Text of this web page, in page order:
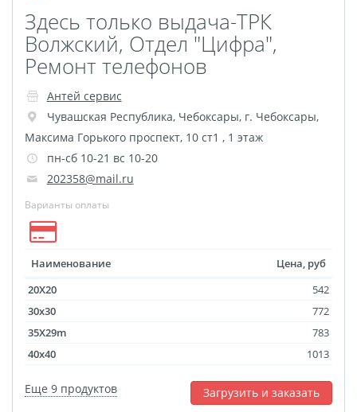
Здесь только выдача-ТРК
Волжский, Отдел "Цифра",
Ремонт телефонов
Антей сервис
Чувашская Республика, Чебоксары, г. Чебоксары,
Максима Горького проспект, 10 ст1 , 1 этаж
пн-сб 10-21 вс 10-20
202358@mail.ru
Варианты оплаты
Наименование
Цена, руб
20X20
542
30x30
772
35X29m
783
40x40
1013
Еще 9 продуктов Загрузить и заказать